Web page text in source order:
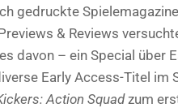
gedruckte
& Reviews
davon – ein Special über
Early Access-Titel im
Action Squadzum